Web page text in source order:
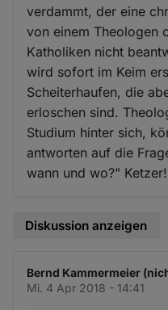
verdammt, der eine
von einem Theologen
Katholiken nicht
wird sofort im Keim
Scheiterhaufen, die
erloschen sind.
Studium hinter sich,
antworten auf die
wann und wo?"
Diskussion anzeigen
Bernd Kammermeier
Mi. 4 Apr 2018 - 14:41